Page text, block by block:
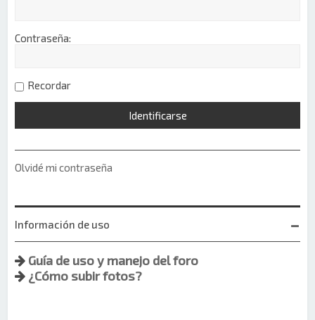
Contraseña:
Recordar
Olvidé mi contraseña
Información de uso
Guía de uso y manejo del foro
¿Cómo subir fotos?